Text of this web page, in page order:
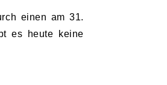
einen am 31.
es heute keine